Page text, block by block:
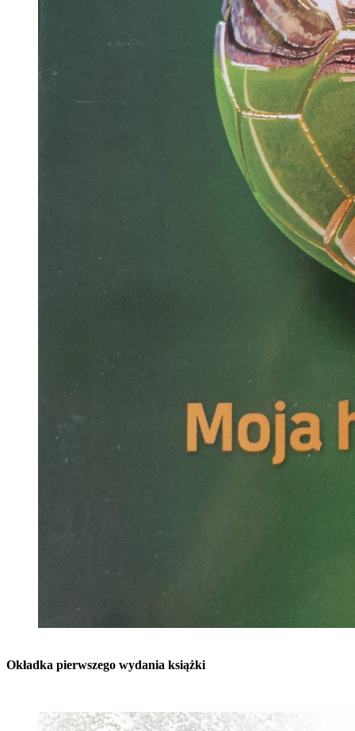
Okładka pierwszego wydania książki